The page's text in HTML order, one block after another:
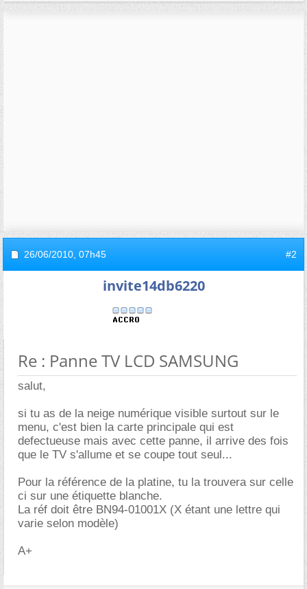
26/06/2010, 07h45 #2
invite14db6220
Re : Panne TV LCD SAMSUNG
salut,
si tu as de la neige numérique visible surtout sur le
menu, c'est bien la carte principale qui est
defectueuse mais avec cette panne, il arrive des fois
que le TV s'allume et se coupe tout seul...
Pour la référence de la platine, tu la trouvera sur celle
ci sur une étiquette blanche.
La réf doit être BN94-01001X (X étant une lettre qui
varie selon modèle)
A+